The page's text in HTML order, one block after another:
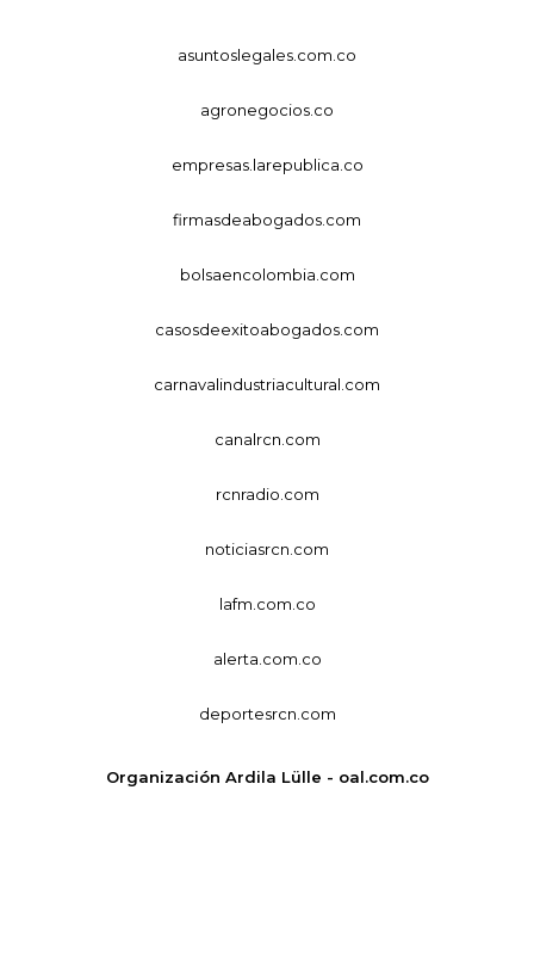
asuntoslegales.com.co
agronegocios.co
empresas.larepublica.co
firmasdeabogados.com
bolsaencolombia.com
casosdeexitoabogados.com
carnavalindustriacultural.com
canalrcn.com
rcnradio.com
noticiasrcn.com
lafm.com.co
alerta.com.co
deportesrcn.com
Organización Ardila Lülle - oal.com.co